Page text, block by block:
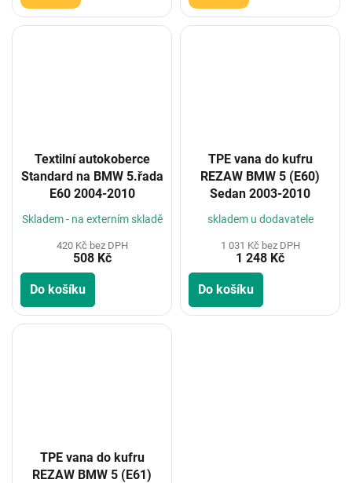
Textilní autokoberce
Standard na BMW 5.řada
E60 2004-2010
Skladem - na externím skladě
420 Kč bez DPH
508 Kč
Do košíku
TPE vana do kufru
REZAW BMW 5 (E60)
Sedan 2003-2010
skladem u dodavatele
1 031 Kč bez DPH
1 248 Kč
Do košíku
TPE vana do kufru
REZAW BMW 5 (E61)